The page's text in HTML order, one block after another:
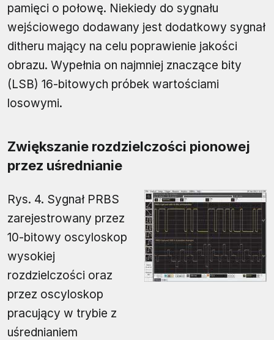
pamięci o połowę. Niekiedy do sygnału
wejściowego dodawany jest dodatkowy sygnał
ditheru mający na celu poprawienie jakości
obrazu. Wypełnia on najmniej znaczące bity
(LSB) 16-bitowych próbek wartościami
losowymi.
Zwiększanie rozdzielczości pionowej
przez uśrednianie
Rys. 4. Sygnał PRBS
zarejestrowany przez
10-bitowy oscyloskop
wysokiej
rozdzielczości oraz
przez oscyloskop
pracujący w trybie z
uśrednianiem